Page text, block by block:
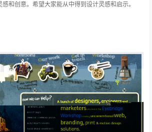
和创意。希望大家能从中得到设计灵感和启示。